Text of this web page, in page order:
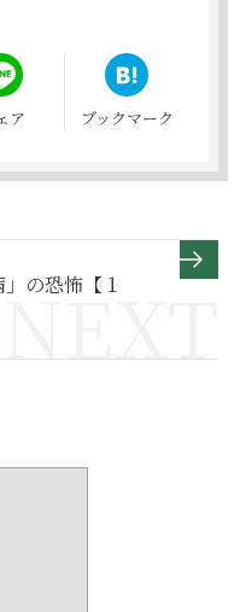
ア ブックマーク
の恐怖【１